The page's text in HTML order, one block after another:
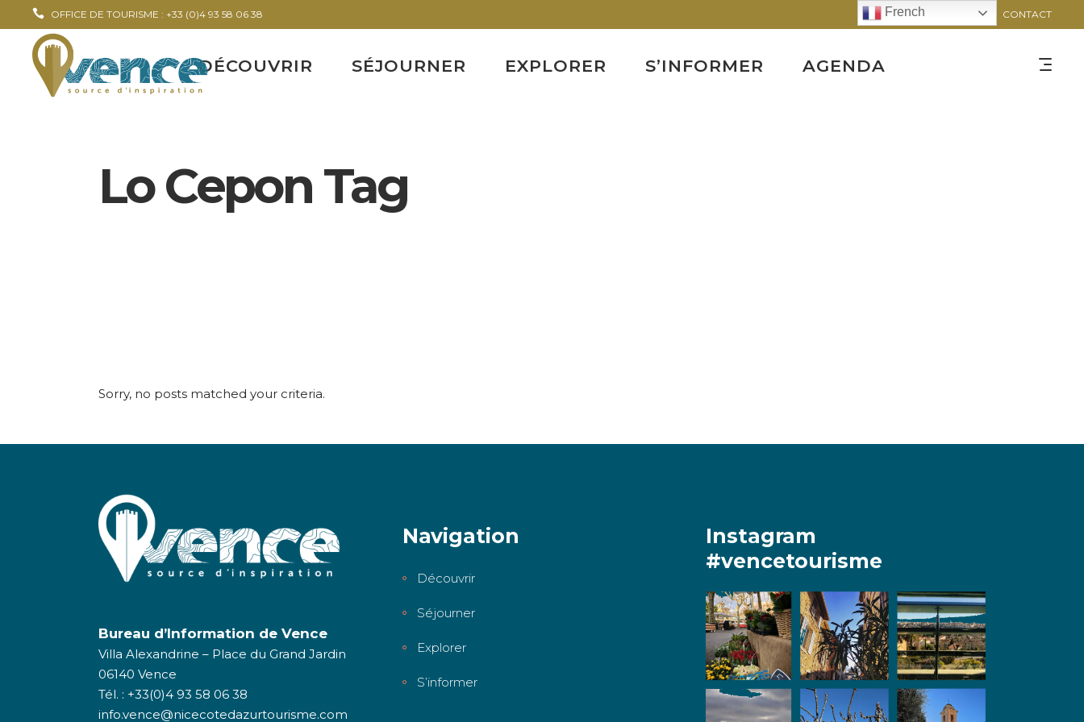
OFFICE DE TOURISME : +33 (0)4 93 58 06 38 CONTACT
DÉCOUVRIR SÉJOURNER EXPLORER S’INFORMER AGENDA
Lo Cepon Tag
Sorry, no posts matched your criteria.
Bureau d’Information de Vence
Villa Alexandrine – Place du Grand Jardin
06140 Vence
Tél. : +33(0)4 93 58 06 38
info.vence@nicecotedazurtourisme.com
Navigation
Découvrir
Séjourner
Explorer
S’informer
Instagram
#vencetourisme
French